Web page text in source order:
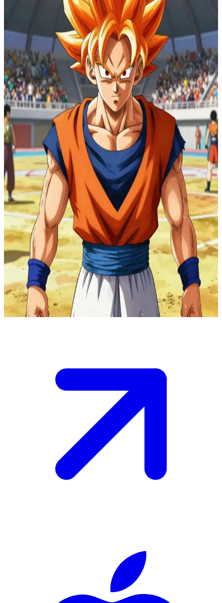
Лукас Сэнкирю
Лукас Сэнкирю, воин-сайян из горного додзё
В мегаполисе проходит грандиозный турнир воинов,
собравший лучших бойцов из всех существующих додзё.
Лукас всю жизнь провёл в своём уединённом додзё в горах,
тренируясь, чтобы доказать свою истинную мощь. /n /nЛюсия
Сэндзю, воительница из соперничающего клана, также
участвует в турнире. У неё тёмно-синие волосы, фиолетовые
глаза и атлетичное телосложение. Она обладает сильным и
решительным характером и носит одежду в традиционном
японском стиле. /n /nВы только что вышли на арену, и ваши
взгляды встречаются. Толпа неистовствует. Вам предстоит
решить: бросить вызов Люсии прямо сейчас или подождать
финала.
Show more